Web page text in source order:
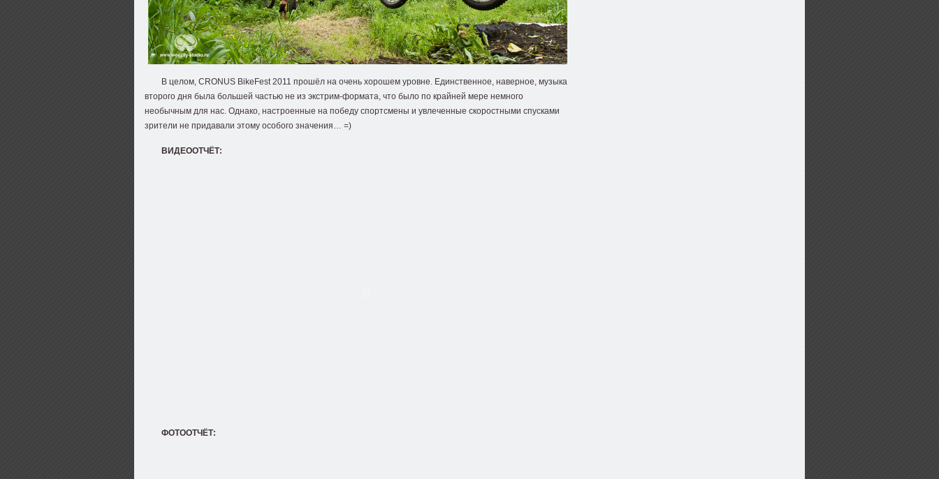
В целом, CRONUS BikeFest 2011 прошёл на очень хорошем уровне. Единственное, наверное, музыка
второго дня была большей частью не из экстрим-формата, что было по крайней мере немного
необычным для нас. Однако, настроенные на победу спортсмены и увлеченные скоростными спусками
зрители не придавали этому особого значения… =)
ВИДЕООТЧЁТ:
ФОТООТЧЁТ: